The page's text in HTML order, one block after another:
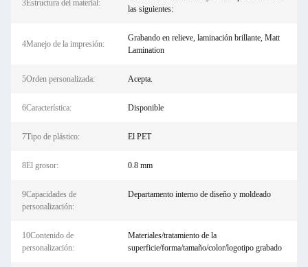
3Estructura del material:
las siguientes:
4Manejo de la impresión:
Grabando en relieve, laminación brillante, Matt
Lamination
5Orden personalizada: Acepta.
6Característica: Disponible
7Tipo de plástico: El PET
8El grosor: 0.8 mm
9Capacidades de
personalización:
Departamento interno de diseño y moldeado
10Contenido de
personalización:
Materiales/tratamiento de la
superficie/forma/tamaño/color/logotipo grabado